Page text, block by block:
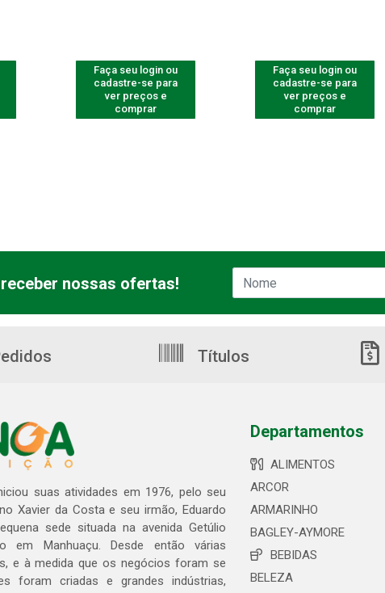
Faça seu login ou
cadastre-se para
ver preços e
comprar
Faça seu login ou
cadastre-se para
ver preços e
comprar
nossas ofertas!
Títulos
suas atividades em 1976, pelo seu
Xavier da Costa e seu irmão, Eduardo
sede situada na avenida Getúlio
em Manhuaçu. Desde então várias
e à medida que os negócios foram se
foram criadas e grandes indústrias,
Departamentos
ALIMENTOS
ARCOR
ARMARINHO
BAGLEY-AYMORE
BEBIDAS
BELEZA